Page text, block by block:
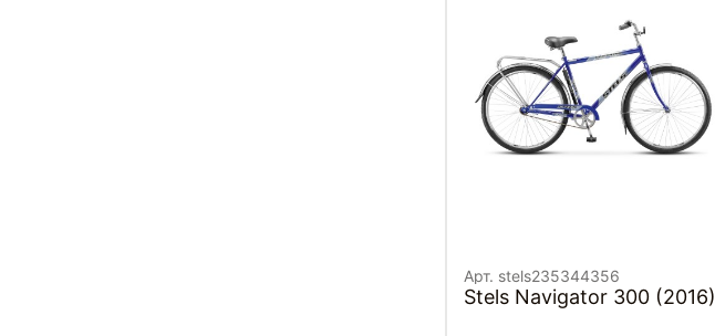
Арт. stels235344356
Stels Navigator 300 (2016)